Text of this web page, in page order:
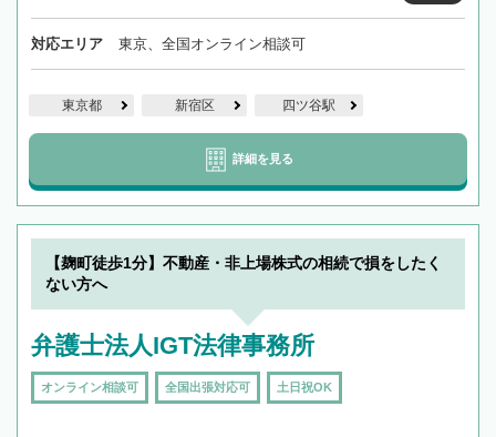
対応エリア 東京、全国オンライン相談可
東京都 新宿区 四ツ谷駅
詳細を見る
【麹町徒歩1分】不動産・非上場株式の相続で損をしたく
ない方へ
弁護士法人IGT法律事務所
オンライン相談可 全国出張対応可 土日祝OK